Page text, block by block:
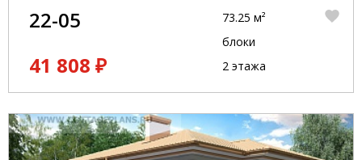
22-05
41 808 ₽
73.25 м²
блоки
2 этажа